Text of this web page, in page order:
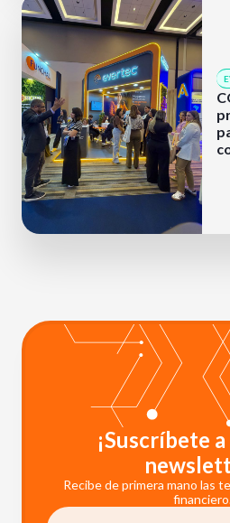
¡Suscríbete
Recibe de primera mano las